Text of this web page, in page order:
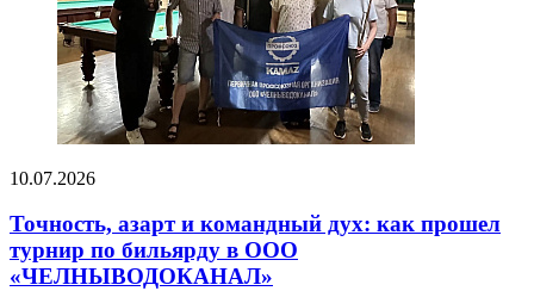
10.07.2026
Точность, азарт и командный дух: как прошел
турнир по бильярду в ООО
«ЧЕЛНЫВОДОКАНАЛ»